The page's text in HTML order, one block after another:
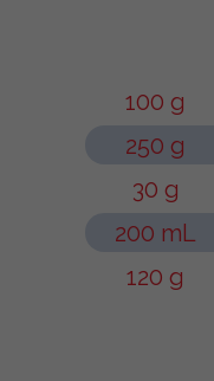
100 g
250 g
30 g
200 mL
120 g